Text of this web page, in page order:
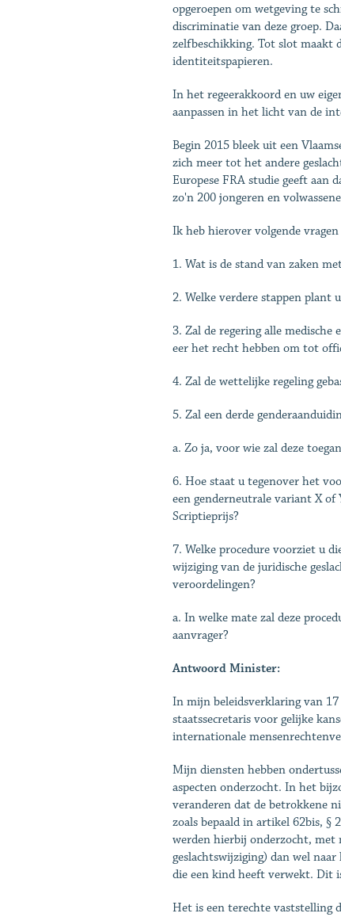
opgeroepen om wetgeving te
discriminatie van deze groep.
zelfbeschikking. Tot slot maakt
identiteitspapieren.
In het regeerakkoord en uw
aanpassen in het licht van de
Begin 2015 bleek uit een
zich meer tot het andere
Europese FRA studie geeft aan
zo'n 200 jongeren en
Ik heb hierover volgende vragen
1. Wat is de stand van zaken
2. Welke verdere stappen plant
3. Zal de regering alle
eer het recht hebben om tot
4. Zal de wettelijke regeling
5. Zal een derde
a. Zo ja, voor wie zal deze
6. Hoe staat u tegenover het
een genderneutrale variant X of
Scriptieprijs?
7. Welke procedure voorziet u
wijziging van de juridische
veroordelingen?
a. In welke mate zal deze
aanvrager?
Antwoord Minister:
In mijn beleidsverklaring van
staatssecretaris voor gelijke
internationale
Mijn diensten hebben
aspecten onderzocht. In het
veranderen dat de betrokkene
zoals bepaald in artikel 62bis, §
werden hierbij onderzocht, met
geslachtswijziging) dan wel
die een kind heeft verwekt. Dit
Het is een terechte vaststelling